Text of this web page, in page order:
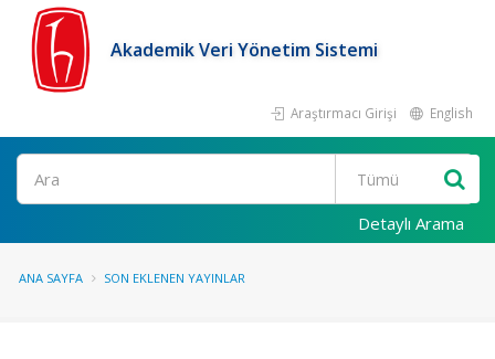
Akademik Veri Yönetim Sistemi
Araştırmacı Girişi English
Ara
Detaylı Arama
ANA SAYFA SON EKLENEN YAYINLAR